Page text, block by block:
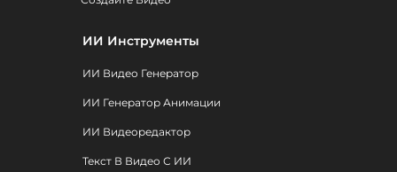
ИИ Инструменты
ИИ Видео Генератор
ИИ Генератор Анимации
ИИ Видеоредактор
Текст В Видео С ИИ